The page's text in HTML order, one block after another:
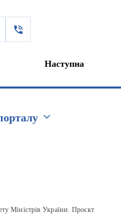
Наступна
Міністрів України. Проєкт